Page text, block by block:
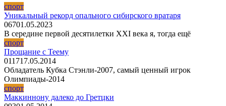
спорт
Уникальный рекорд опального сибирского вратаря
06701.05.2023
В середине первой десятилетки XXI века я, тогда ещё
спорт
Прощание с Теему
011717.05.2014
Обладатель Кубка Стэнли-2007, самый ценный игрок
Олимпиады-2014
спорт
Маккиннону далеко до Гретцки